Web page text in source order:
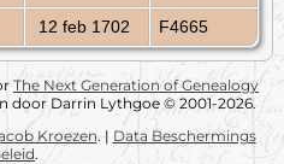
12 feb 1702 F4665
The Next Generation of Genealogy
door Darrin Lythgoe © 2001-2026.
Kroezen. | Data Beschermings
.